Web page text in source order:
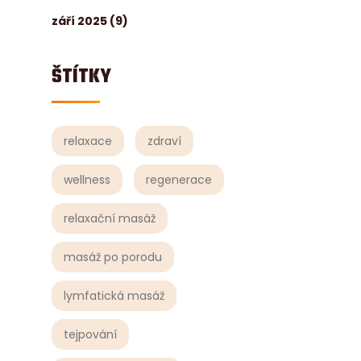
září 2025 (9)
ŠTÍTKY
relaxace zdraví
wellness regenerace
relaxační masáž
masáž po porodu
lymfatická masáž
tejpování